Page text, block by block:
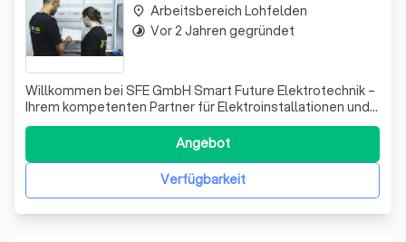
Willkommen bei SFE GmbH Smart Future Elektrotechnik –
Ihrem kompetenten Partner für Elektroinstallationen und
innovative Smart-Home-Lösungen! Wir sind ein
dynamisches Team von Elektrofachkräften, das sich
leidenschaftlich dafür einsetzt, Ihre individuellen
Wünsche in die Realität umzusetzen. Ob Neub
Verfügbarkeit
Angebot
place Arbeitsbereich Lohfelden
timelapse Vor 2 Jahren gegründet